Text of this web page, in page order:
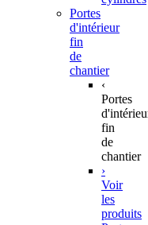
Portes
d'intérieur
fin
de
chantier
‹
Portes
fin
de
chantier
›
Voir
les
produits